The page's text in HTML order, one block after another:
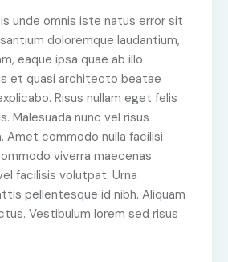
unde omnis iste natus error sit
doloremque laudantium,
eaque ipsa quae ab illo
et quasi architecto beatae
Risus nullam eget felis
Malesuada nunc vel risus
Amet commodo nulla facilisi
viverra maecenas
facilisis volutpat. Urna
pellentesque id nibh. Aliquam
Vestibulum lorem sed risus